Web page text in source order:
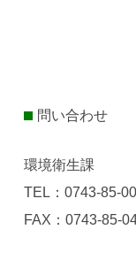
問い合わせ
環境衛生課
TEL：0743-85-
FAX：0743-85-